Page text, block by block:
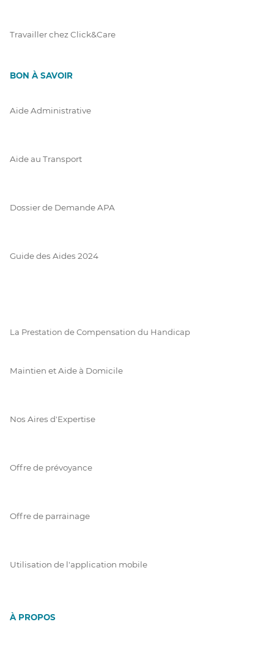
Travailler chez Click&Care
BON À SAVOIR
Aide Administrative
Aide au Transport
Dossier de Demande APA
Guide des Aides 2024
La Prestation de Compensation du Handicap
Maintien et Aide à Domicile
Nos Aires d'Expertise
Offre de prévoyance
Offre de parrainage
Utilisation de l'application mobile
À PROPOS